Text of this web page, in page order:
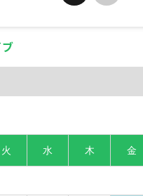
火 水 木 金